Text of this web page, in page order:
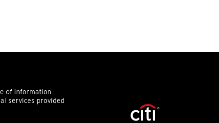
of information
services provided